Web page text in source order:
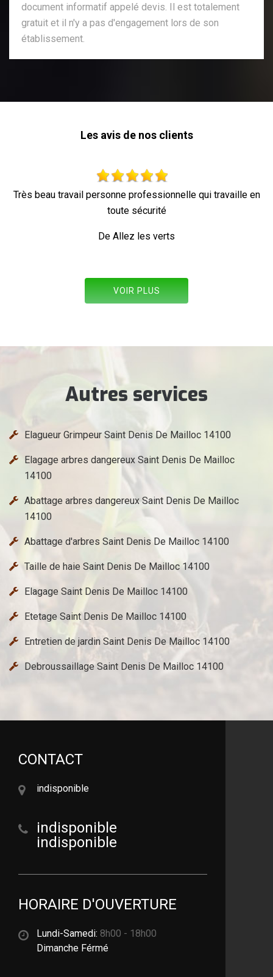
document informatif appelé devis. Il est totalement
gratuit et il n'y a pas d'engagement lors de son
établissement.
Les avis de nos clients
Parfait !
VOIR PLUS
Autres services
Elagueur Grimpeur Saint Denis De Mailloc 14100
Elagage arbres dangereux Saint Denis De Mailloc
14100
Abattage arbres dangereux Saint Denis De Mailloc
14100
Abattage d'arbres Saint Denis De Mailloc 14100
Taille de haie Saint Denis De Mailloc 14100
Elagage Saint Denis De Mailloc 14100
Etetage Saint Denis De Mailloc 14100
Entretien de jardin Saint Denis De Mailloc 14100
Debroussaillage Saint Denis De Mailloc 14100
CONTACT
indisponible
indisponible
indisponible
HORAIRE D'OUVERTURE
Lundi-Samedi: 8h00 - 18h00
Dimanche Férmé